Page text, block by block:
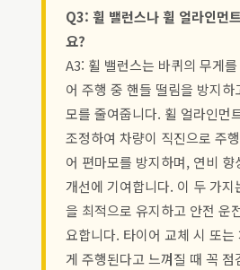
Q3: 휠 밸런스나 휠 얼라인먼
요?
A3: 휠 밸런스는 바퀴의 무게
어 주행 중 핸들 떨림을 방지
모를 줄여줍니다. 휠 얼라인먼
조정하여 차량이 직진으로 주
어 편마모를 방지하며, 연비 향
개선에 기여합니다. 이 두 가지
을 최적으로 유지하고 안전 운
요합니다. 타이어 교체 시 또는
게 주행된다고 느껴질 때 꼭 점